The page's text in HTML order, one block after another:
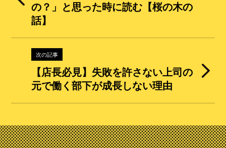
の？」と思った時に読む【桜の木の
話】
次の記事
【店長必見】失敗を許さない上司の
元で働く部下が成長しない理由